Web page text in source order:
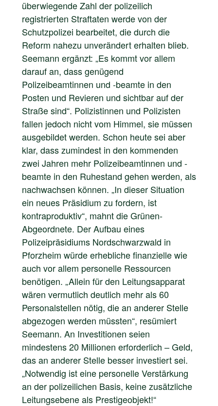
überwiegende Zahl der polizeilich
registrierten Straftaten werde von der
Schutzpolizei bearbeitet, die durch die
Reform nahezu unverändert erhalten blieb.
Seemann ergänzt: „Es kommt vor allem
darauf an, dass genügend
Polizeibeamtinnen und -beamte in den
Posten und Revieren und sichtbar auf der
Straße sind“. Polizistinnen und Polizisten
fallen jedoch nicht vom Himmel, sie müssen
ausgebildet werden. Schon heute sei aber
klar, dass zumindest in den kommenden
zwei Jahren mehr Polizeibeamtinnen und -
beamte in den Ruhestand gehen werden, als
nachwachsen können. „In dieser Situation
ein neues Präsidium zu fordern, ist
kontraproduktiv“, mahnt die Grünen-
Abgeordnete. Der Aufbau eines
Polizeipräsidiums Nordschwarzwald in
Pforzheim würde erhebliche finanzielle wie
auch vor allem personelle Ressourcen
benötigen. „Allein für den Leitungsapparat
wären vermutlich deutlich mehr als 60
Personalstellen nötig, die an anderer Stelle
abgezogen werden müssten“, resümiert
Seemann. An Investitionen seien
mindestens 20 Millionen erforderlich – Geld,
das an anderer Stelle besser investiert sei.
„Notwendig ist eine personelle Verstärkung
an der polizeilichen Basis, keine zusätzliche
Leitungsebene als Prestigeobjekt!“